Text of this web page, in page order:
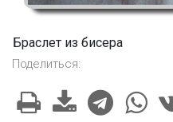
Браслет из бисера
Поделиться: